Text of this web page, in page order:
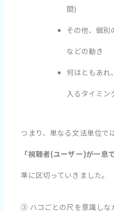
間)
その他、個別
などの動き
何はともあれ
入るタイミン
つまり、単なる文法単位で
「視聴者(ユーザー)が一息
準に区切っていきました。
③ ハコごとの尺を意識しな